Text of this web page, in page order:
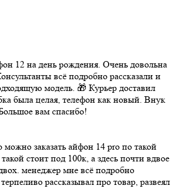
12 на день рождения. Очень довольна
всё подробно рассказали и
модель. 🎁 Курьер доставил
была целая, телефон как новый. Внук
вам спасибо!
можно заказать айфон 14 pro по такой
стоит под 100к, а здесь почти вдвое
менеджер мне всё подробно
рассказывал про товар, развеял